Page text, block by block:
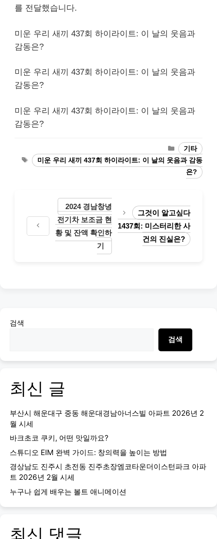
를 전달했습니다.
미운 우리 새끼 437회 하이라이트: 이 날의 웃음과
감동은?
미운 우리 새끼 437회 하이라이트: 이 날의 웃음과
감동은?
미운 우리 새끼 437회 하이라이트: 이 날의 웃음과
감동은?
Categories
기타
Tags미운 우리 새끼 437회 하이라이트: 이 날의 웃음과 감동
은?
2024 경남창녕
전기차 보조금 현
황 및 잔액 확인하
기
그것이 알고싶다
1437회: 미스터리한 사
건의 진실은?
검색
검색
최신 글
부산시 해운대구 중동 해운대경남아너스빌 아파트 2026년 2
월 시세
바크초코 쿠키, 어떤 맛일까요?
스튜디오 EIM 완벽 가이드: 창의력을 높이는 방법
경상남도 진주시 초전동 진주초장엠코타운더이스턴파크 아파
트 2026년 2월 시세
누구나 쉽게 배우는 볼트 애니메이션
최신 댓글